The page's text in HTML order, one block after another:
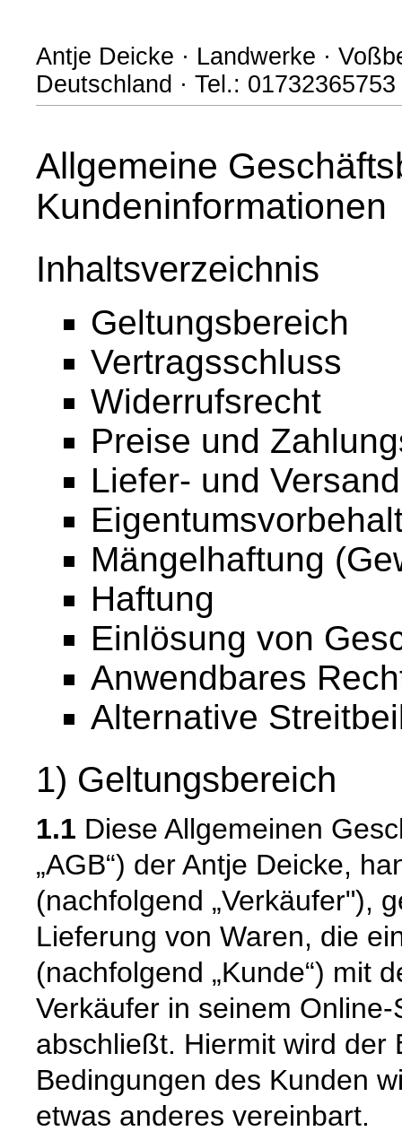
Antje Deicke · Landwerke ·
Deutschland · Tel.:
Allgemeine
Kundeninformationen
Inhaltsverzeichnis
Geltungsbereich
Vertragsschluss
Widerrufsrecht
Preise und
Liefer- und
Mängelhaftung
Haftung
Einlösung von
Anwendbares
Alternative
1) Geltungsbereich
1.1 Diese Allgemeinen
„AGB“) der Antje Deicke,
(nachfolgend „Verkäufer"),
Lieferung von Waren, die
(nachfolgend „Kunde“) mit
Verkäufer in seinem
abschließt. Hiermit wird der
Bedingungen des Kunden
etwas anderes vereinbart.